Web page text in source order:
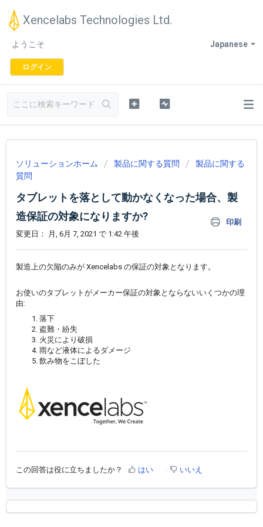
Xencelabs Technologies Ltd.
Japanese
ようこそ
ログイン
ソリューションホーム 製品に関する質問
製品に関する
質問
タブレットを落として動かなくなった場合、製
造保証の対象になりますか?
印刷
変更日： 月, 6月 7, 2021 で 1:42 午後
製造上の欠陥のみが Xencelabs の保証の対象となります。
お使いのタブレットがメーカー保証の対象とならないいくつかの理
由:
落下
盗難・紛失
火災により破損
雨など液体によるダメージ
飲み物をこぼした
この回答は役に立ちましたか？ はい いいえ